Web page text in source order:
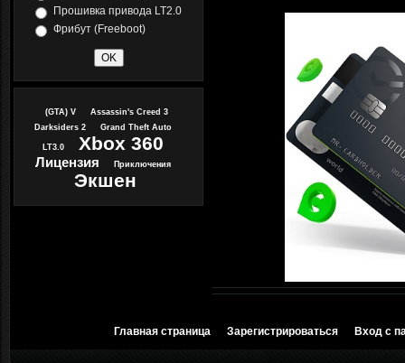
Прошивка привода LT2.0
Фрибут (Freeboot)
(GTA) V
Assassin's Creed 3
Darksiders 2
Grand Theft Auto
LT3.0 Xbox 360
Лицензия Приключения
Экшен
Главная страница Зарегистрироваться Вход с